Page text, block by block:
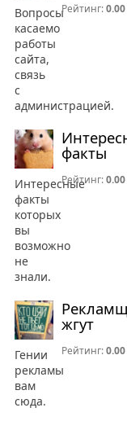
Вопросы
касаемо
работы
сайта,
связь
с
администрацией.
Рейтинг:0.00
факты
Интересные
факты
которых
вы
возможно
не
знали.
Рейтинг:0.00
жгут
Гении
рекламы
вам
сюда.
Рейтинг:0.00